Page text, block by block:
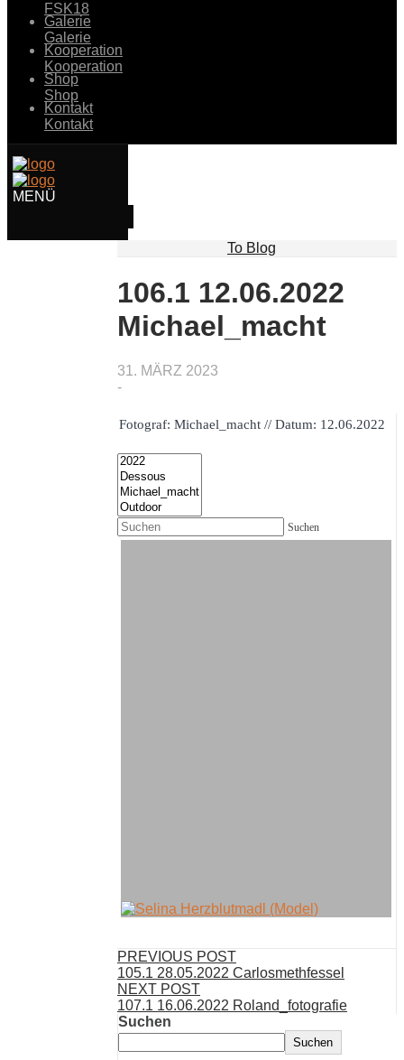
FSK18
Galerie
Galerie
Kooperation
Kooperation
Shop
Shop
Kontakt
Kontakt
To Blog
106.1 12.06.2022
Michael_macht
31. MÄRZ 2023
-
Fotograf: Michael_macht // Datum: 12.06.2022
Suchen
PREVIOUS POST
105.1 28.05.2022 Carlosmethfessel
NEXT POST
107.1 16.06.2022 Roland_fotografie
Suchen
Suchen